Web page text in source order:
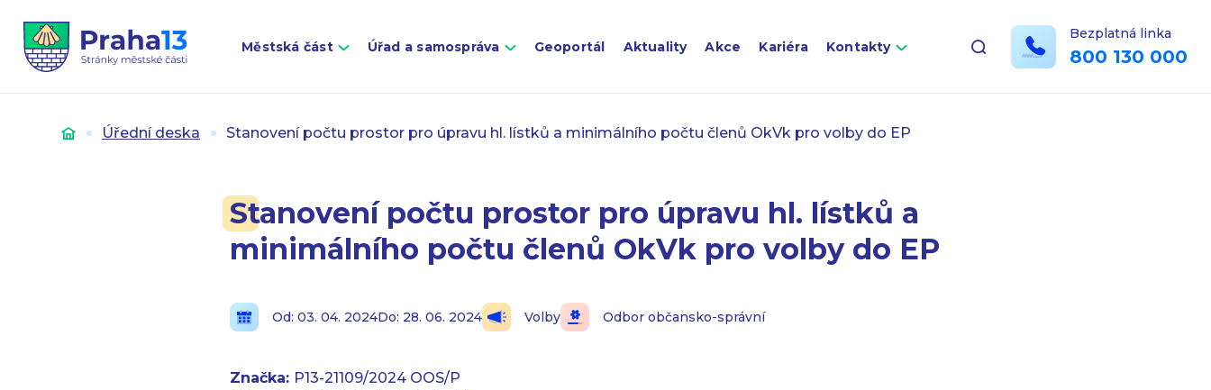
Městská část Úřad a samospráva Geoportál Aktuality Akce Kariéra Kontakty
Bezplatná linka
800 130 000
Úvod Úřední deska Stanovení počtu prostor pro úpravu hl. lístků a minimálního počtu členů OkVk pro volby do EP
Stanovení počtu prostor pro úpravu hl. lístků a
minimálního počtu členů OkVk pro volby do EP
Od: 03. 04. 2024Do: 28. 06. 2024 Volby Odbor občansko-správní
Značka: P13-21109/2024 OOS/P